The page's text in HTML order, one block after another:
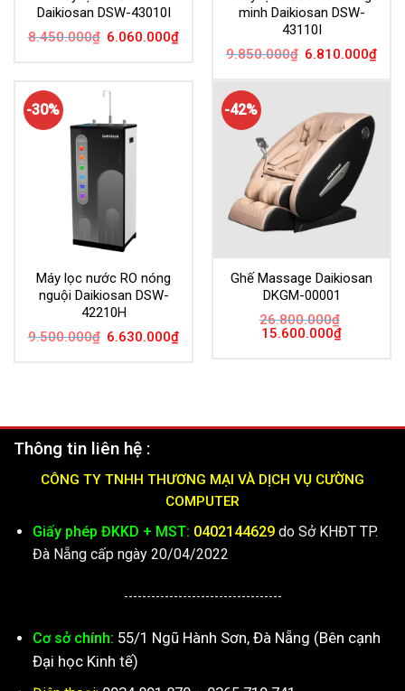
Daikiosan DSW-43010I
8.450.000₫ Giá
6.060.000₫Giá
6.060.000₫.
minh Daikiosan DSW-
43110I
9.850.000₫ Giá
6.810.000₫Giá
-30%
Máy lọc nước RO nóng
nguội Daikiosan DSW-
42210H
9.500.000₫ Giá
6.630.000₫Giá
-42%
Ghế Massage Daikiosan
DKGM-00001
26.800.000₫
Giá
15.600.000₫Giá
Thông tin liên hệ :
CÔNG TY TNHH THƯƠNG MẠI VÀ DỊCH VỤ CƯỜNG
COMPUTER
Giấy phép ĐKKD + MST: 0402144629do Sở KHĐT TP.
Đà Nẵng cấp ngày 20/04/2022
-----------------------------------
Cơ sở chính: 55/1 Ngũ Hành Sơn, Đà Nẵng (Bên cạnh
Đại học Kinh tế)